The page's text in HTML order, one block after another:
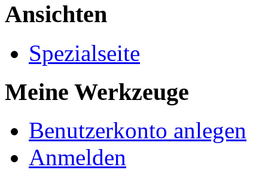
Ansichten
Spezialseite
Meine Werkzeuge
Benutzerkonto anlegen
Anmelden